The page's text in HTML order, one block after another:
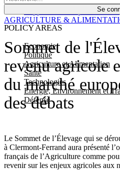
Se
POLICY AREAS
Economie
Politique
Agriculture et Alimentation
Santé
Technologies
Energie, Environnement et
Défense
Économie
Sommet de
revenu agricole
du marché
des débats
Le Sommet de l’Élevage qui se
à Clermont-Ferrand aura présenté
français de l’Agriculture comme
revenir sur les enjeux agricoles aux
AGRICULTURE &